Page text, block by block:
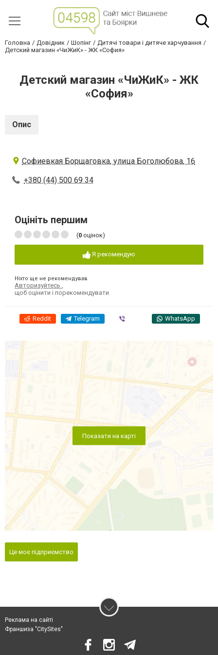
Головна Довідник Шопінг
Дитячі товари і дитяче харчування
Детский магазин «ЧиЖиК» - ЖК «София»
Детский магазин «ЧиЖиК» - ЖК
«София»
Опис
Софиевкая Борщаговка, улица Боголюбова, 16
+380 (44) 500 69 34
Оцініть першим
(0 оцінок)
Я рекомендую
Ніхто ще не рекомендував
Авторизуйтесь
щоб оцінити і порекомендувати
Reddit Telegram WhatsApp
Показати на карті
Це моє підприємство
Реклама на сайті
Франшиза "CitySites"